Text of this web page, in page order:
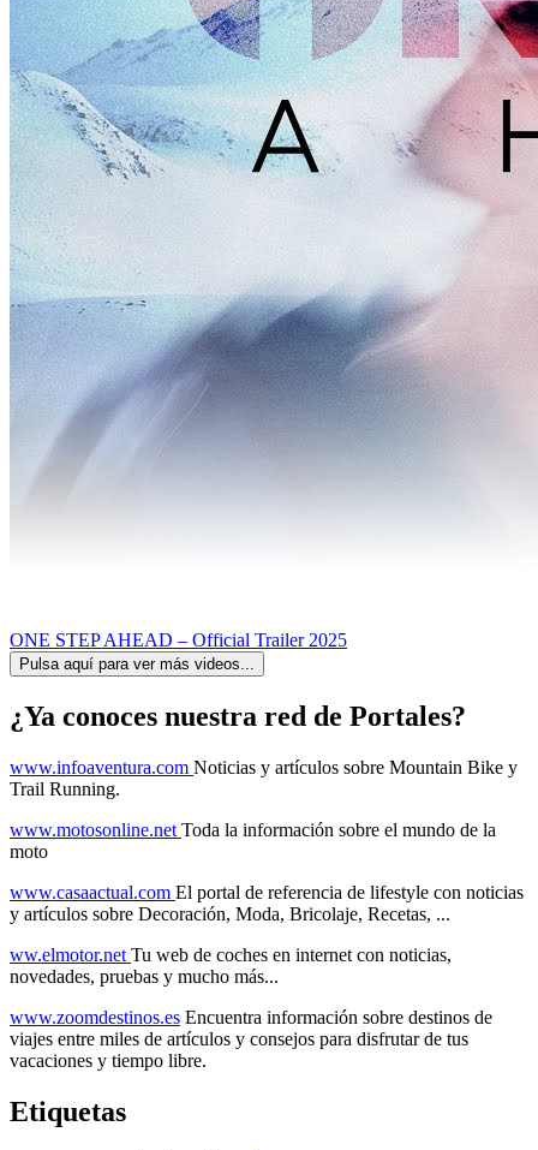
ONE STEP AHEAD – Official Trailer 2025
Pulsa aquí para ver más videos...
¿Ya conoces nuestra red de Portales?
www.infoaventura.com Noticias y artículos sobre Mountain Bike y
Trail Running.
www.motosonline.net Toda la información sobre el mundo de la
moto
www.casaactual.com El portal de referencia de lifestyle con noticias
y artículos sobre Decoración, Moda, Bricolaje, Recetas, ...
ww.elmotor.net Tu web de coches en internet con noticias,
novedades, pruebas y mucho más...
www.zoomdestinos.es Encuentra información sobre destinos de
viajes entre miles de artículos y consejos para disfrutar de tus
vacaciones y tiempo libre.
Etiquetas